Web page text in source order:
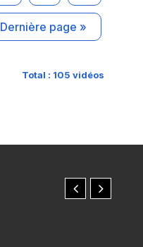
Dernière page »
Total : 105 vidéos